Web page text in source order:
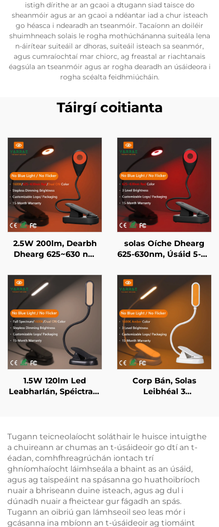
istigh dírithe ar an gcaoi a dtugann siad taisce do
sheanmóir agus ar an gcaoi a ndéantar iad a chur isteach
go héasca i ndearadh an tseanmóir. Tacaíonn an doiléir
shuimhneach solais le rogha mothúchánanna suiteála lena
n-áirítear suiteáil ar dhoras, suiteáil isteach sa seanmór,
agus cumraíochtaí mar chiorc, ag freastal ar riachtanais
éagsúla an tseanmóir agus ar rogha dearadh an úsáideora i
rogha scéalta feidhmiúcháin.
Táirgí coitianta
2.5W 200lm, Dearbh
Dhearg 625~630 nm
1600K, Solas Leabhar
Led Portáideach ar
Ghluineach Corp Eile
Dhubh
solas Oíche Dhearg
625-630nm, Úsáid 5-50
Socruithe Soiléir,
Luchdú Tapaidh USB 1-
Uair ar Chorp Eile
Dhubh
1.5W 120lm Led
Leabharlán, Spéictram
Corp Bán, Solas
Leibhéal 3
Ambar 1600K
Tugann teicneolaíocht soláthair le huisce intuigthe
a chuireann ar chumas an t-úsáideoir go dtí an t-
éadan, comhfhreagrúchán iontach trí
ghníomhaíocht láimhseála a bhaint as an úsáid,
agus ag taispeáint na spásanna go huathoibríoch
nuair a bhriseann duine isteach, agus ag dul i
dúnadh nuair a fheictear gur fágadh an spás.
Tugann an oibriú gan lámhseoil seo leas mór i
gcásanna ina mbíonn an t-úsáideoir ag tiomáint